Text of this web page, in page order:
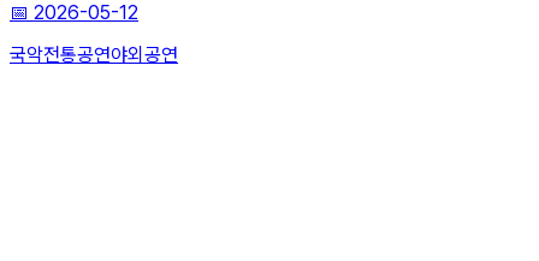
📅 2026-05-12
국악전통공연야외공연